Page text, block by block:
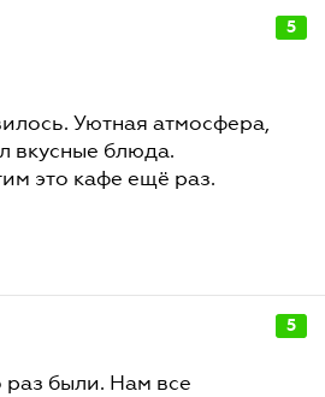
5
Уютная атмосфера,
вкусные блюда.
это кафе ещё раз.
5
были. Нам все